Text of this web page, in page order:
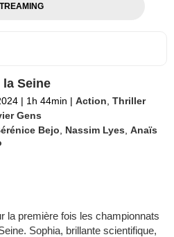
la Seine
| 1h 44min | Action ,Thriller
Gens
Bejo Nassim Lyes ,Anaïs
la première fois les championnats
Sophia, brillante scientifique,